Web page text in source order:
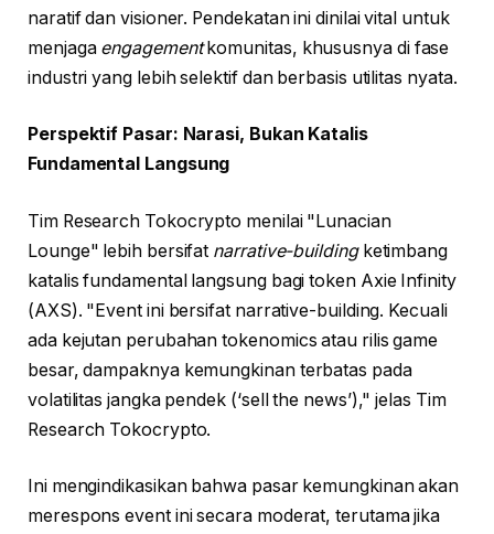
naratif dan visioner. Pendekatan ini dinilai vital untuk
menjaga engagementkomunitas, khususnya di fase
industri yang lebih selektif dan berbasis utilitas nyata.
Perspektif Pasar: Narasi, Bukan Katalis
Fundamental Langsung
Tim Research Tokocrypto menilai "Lunacian
Lounge" lebih bersifat narrative-buildingketimbang
katalis fundamental langsung bagi token Axie Infinity
(AXS). "Event ini bersifat narrative-building. Kecuali
ada kejutan perubahan tokenomics atau rilis game
besar, dampaknya kemungkinan terbatas pada
volatilitas jangka pendek (‘sell the news’)," jelas Tim
Research Tokocrypto.
Ini mengindikasikan bahwa pasar kemungkinan akan
merespons event ini secara moderat, terutama jika